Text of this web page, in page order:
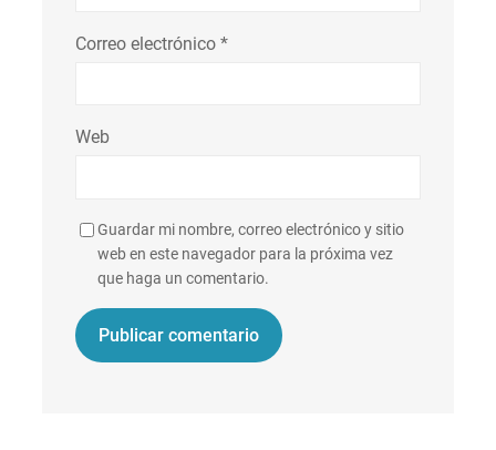
Correo electrónico *
Web
Guardar mi nombre, correo electrónico y sitio
web en este navegador para la próxima vez
que haga un comentario.